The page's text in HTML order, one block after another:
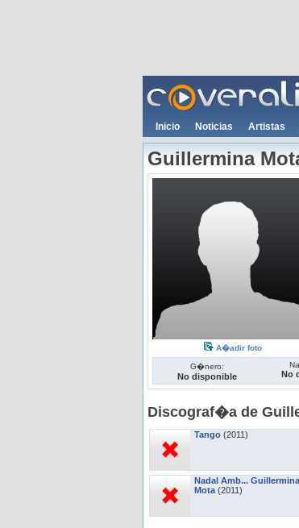
Inicio Noticias Artistas
Guillermina
A�adir foto
G�nero:
No disponible No
Discograf�a de
Tango (2011)
Nadal Amb... Guillermina
Mota (2011)